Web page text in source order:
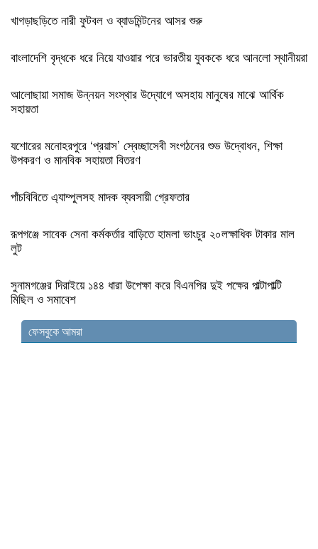
খাগড়াছড়িতে নারী ফুটবল ও ব্যাডমিন্টনের আসর শুরু
বাংলাদেশি বৃদ্ধকে ধরে নিয়ে যাওয়ার পরে ভারতীয় যুবককে ধরে আনলো স্থানীয়রা
আলোছায়া সমাজ উন্নয়ন সংস্থার উদ্যোগে অসহায় মানুষের মাঝে আর্থিক
সহায়তা
যশোরের মনোহরপুরে ‘প্রয়াস’ স্বেচ্ছাসেবী সংগঠনের শুভ উদ্বোধন, শিক্ষা
উপকরণ ও মানবিক সহায়তা বিতরণ
পাঁচবিবিতে এ্যাম্পুলসহ মাদক ব্যবসায়ী গ্রেফতার
রূপগঞ্জে সাবেক সেনা কর্মকর্তার বাড়িতে হামলা ভাংচুর ২০লক্ষাধিক টাকার মাল
লুট
সুনামগঞ্জের দিরাইয়ে ১৪৪ ধারা উপেক্ষা করে বিএনপির দুই পক্ষের পাল্টাপাল্টি
মিছিল ও সমাবেশ
ফেসবুকে আমরা